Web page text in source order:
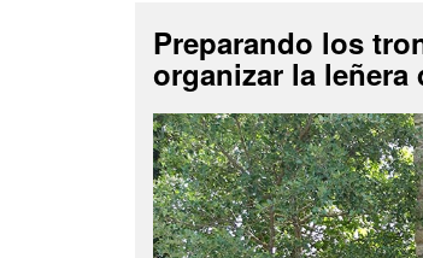
Preparando los
organizar la leñera